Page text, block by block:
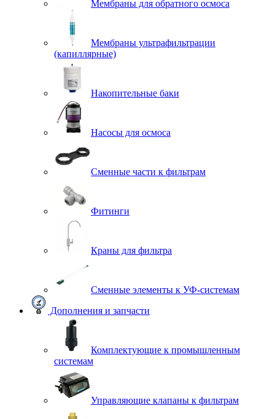
Мембраны для обратного осмоса
Мембраны ультрафильтрации
(капиллярные)
Накопительные баки
Насосы для осмоса
Сменные части к фильтрам
Фитинги
Краны для фильтра
Сменные элементы к УФ-системам
Дополнения и запчасти
Комплектующие к промышленным
системам
Управляющие клапаны к фильтрам